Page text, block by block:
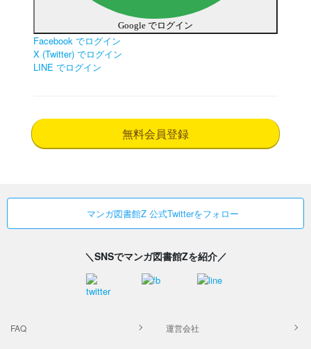
Google でログイン
Facebook でログイン
X (Twitter) でログイン
LINE でログイン
無料会員登録
マンガ図書館Z 公式Twitterをフォロー
＼SNSでマンガ図書館Zを紹介／
FAQ 運営会社